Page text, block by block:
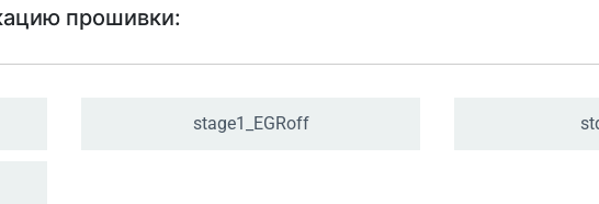
прошивки:
stage1_ EGRoff